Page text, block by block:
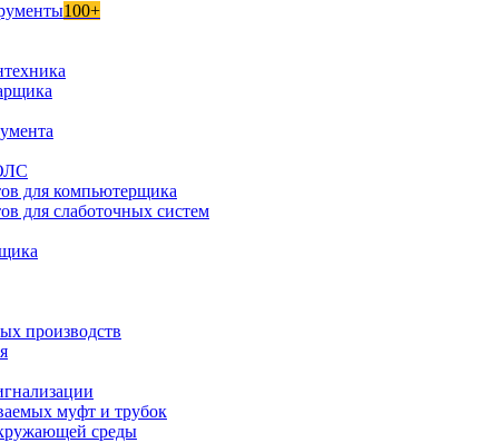
100+
для компьютерщика
для слаботочных систем
производств
муфт и трубок
среды